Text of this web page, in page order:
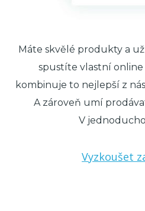
Máte skvělé produkty a
spustíte vlastní
kombinuje to nejlepší z
A zároveň umí
V
Vyzkoušet